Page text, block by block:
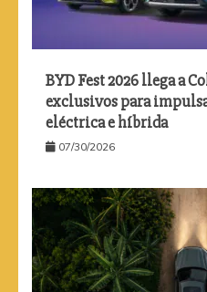
BYD Fest 2026 llega a
exclusivos para
eléctrica e híbrida
07/30/2026